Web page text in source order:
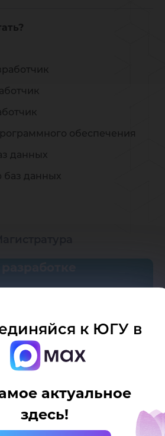
к ЮГУ в
актуальное
здесь!
обеспечения
данных
баз данных
Аспирантура